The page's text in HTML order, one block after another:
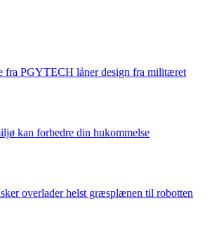
fra PGYTECH låner design fra militæret
kan forbedre din hukommelse
overlader helst græsplænen til robotten